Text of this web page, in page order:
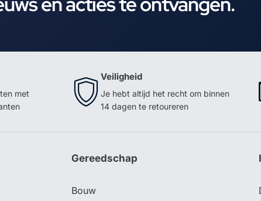
met
Veiligheid
Je hebt altijd het recht om binnen
14 dagen te retoureren
Gereedschap
Bouw